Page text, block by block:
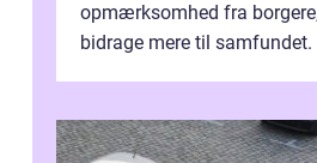
opmærksomhed fra
bidrage mere til samfundet.